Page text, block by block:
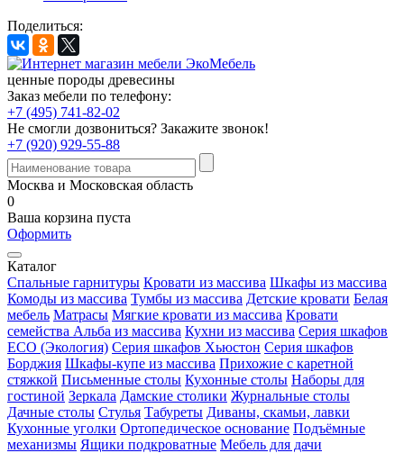
Поделиться:
ценные породы древесины
Заказ мебели по телефону:
+7 (495) 741-82-02
Не смогли дозвониться? Закажите звонок!
+7 (920) 929-55-88
Москва и Московская область
0
Ваша корзина пуста
Оформить
Каталог
Спальные гарнитуры Кровати из массива Шкафы из массива
Комоды из массива Тумбы из массива Детские кровати Белая
мебель Матрасы Мягкие кровати из массива Кровати
семейства Альба из массива Кухни из массива Серия шкафов
ECO (Экология) Серия шкафов Хьюстон Серия шкафов
Борджия Шкафы-купе из массива Прихожие с каретной
стяжкой Письменные столы Кухонные столы Наборы для
гостиной Зеркала Дамские столики Журнальные столы
Дачные столы Стулья Табуреты Диваны, скамьи, лавки
Кухонные уголки Ортопедическое основание Подъёмные
механизмы Ящики подкроватные Мебель для дачи